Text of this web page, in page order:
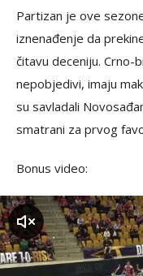
Partizan je ove
iznenađenje da
čitavu deceniju. Crno-
nepobjedivi, imaju
su savladali
smatrani za prvog
Bonus video: